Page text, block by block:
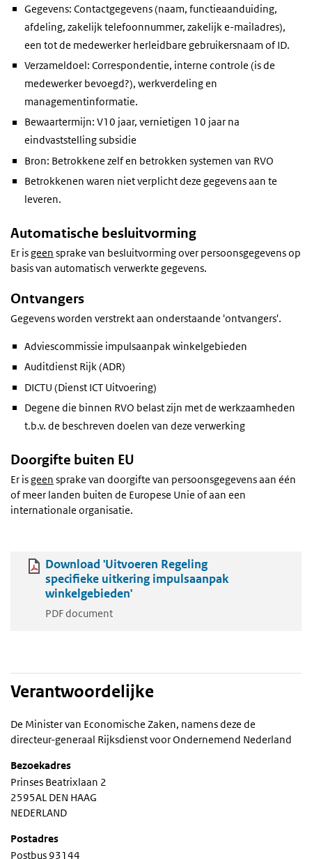
Gegevens: Contactgegevens (naam, functieaanduiding,
afdeling, zakelijk telefoonnummer, zakelijk e-mailadres),
een tot de medewerker herleidbare gebruikersnaam of ID.
Verzameldoel: Correspondentie, interne controle (is de
medewerker bevoegd?), werkverdeling en
managementinformatie.
Bewaartermijn: V10 jaar, vernietigen 10 jaar na
eindvaststelling subsidie
Bron: Betrokkene zelf en betrokken systemen van RVO
Betrokkenen waren niet verplicht deze gegevens aan te
leveren.
Automatische besluitvorming
Er isgeen sprake van besluitvorming over persoonsgegevens op
basis van automatisch verwerkte gegevens.
Ontvangers
Gegevens worden verstrekt aan onderstaande 'ontvangers'.
Adviescommissie impulsaanpak winkelgebieden
Auditdienst Rijk (ADR)
DICTU (Dienst ICT Uitvoering)
Degene die binnen RVO belast zijn met de werkzaamheden
t.b.v. de beschreven doelen van deze verwerking
Doorgifte buiten EU
Er isgeen sprake van doorgifte van persoonsgegevens aan één
of meer landen buiten de Europese Unie of aan een
internationale organisatie.
Download 'Uitvoeren Regeling
specifieke uitkering impulsaanpak
winkelgebieden'
PDF document
Verantwoordelijke
De Minister van Economische Zaken, namens deze de
directeur-generaal Rijksdienst voor Ondernemend Nederland
Bezoekadres
Prinses Beatrixlaan 2
2595AL DEN HAAG
NEDERLAND
Postadres
Postbus 93144